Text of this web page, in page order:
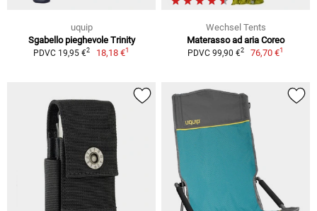
uquip
Sgabello pieghevole Trinity
PDVC 19,95 €2 18,18 €1
Wechsel Tents
Materasso ad aria Coreo
PDVC 99,90 €2 76,70 €1